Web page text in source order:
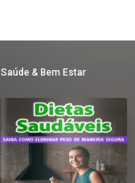
Saúde & Bem Estar